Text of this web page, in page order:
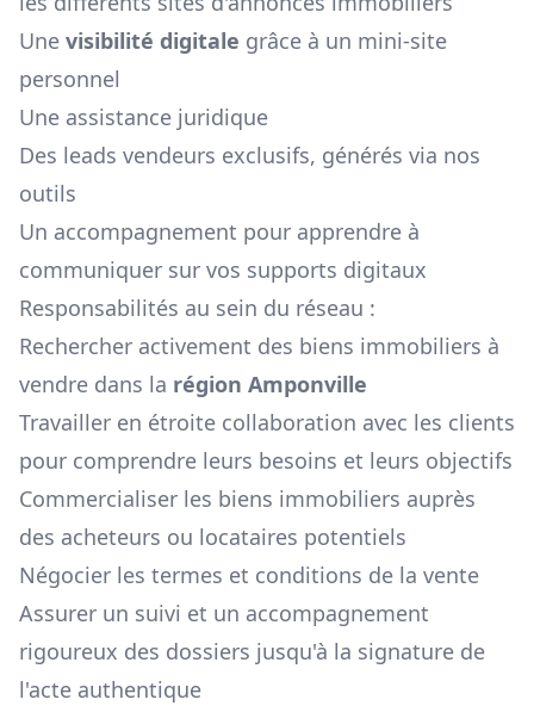
Une visibilité digitale grâce à un mini-site
personnel
Une assistance juridique
Des leads vendeurs exclusifs, générés via nos
outils
Un accompagnement pour apprendre à
communiquer sur vos supports digitaux
Responsabilités au sein du réseau :
Rechercher activement des biens immobiliers à
vendre dans la région Amponville
Travailler en étroite collaboration avec les clients
pour comprendre leurs besoins et leurs objectifs
Commercialiser les biens immobiliers auprès
des acheteurs ou locataires potentiels
Négocier les termes et conditions de la vente
Assurer un suivi et un accompagnement
rigoureux des dossiers jusqu'à la signature de
l'acte authentique